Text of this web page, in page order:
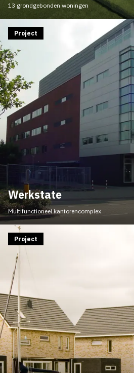
13 grondgebonden woningen
Werkstate
Project
Multifunctioneel kantorencomplex
Project